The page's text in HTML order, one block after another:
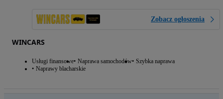
Zobacz ogłoszenia
WINCARS
Usługi finansowe Naprawa samochodów Szybka naprawa
Naprawy blacharskie